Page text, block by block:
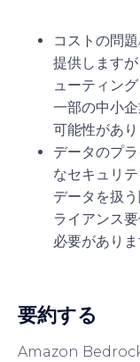
コストの問題
提供します
ューティン
一部の中小
可能性があり
データのプ
なセキュリ
データを扱
ライアンス
必要がありま
要約する
Amazon Bedrock